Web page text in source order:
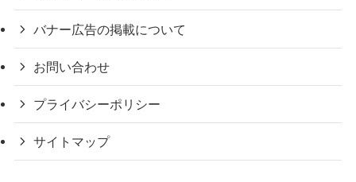
バナー広告の掲載について
お問い合わせ
プライバシーポリシー
サイトマップ